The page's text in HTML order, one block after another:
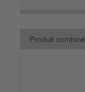
Produit combiné